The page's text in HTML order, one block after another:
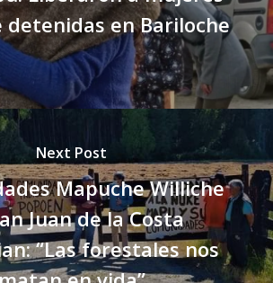
detenidas en Bariloche
Next Post
Mapuche Williche
Juan de la Costa
“Las forestales nos